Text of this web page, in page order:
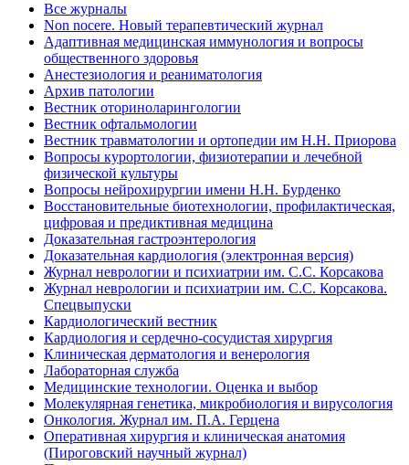
Все журналы
Non nocere. Новый терапевтический журнал
Адаптивная медицинская иммунология и вопросы
общественного здоровья
Анестезиология и реаниматология
Архив патологии
Вестник оториноларингологии
Вестник офтальмологии
Вестник травматологии и ортопедии им Н.Н. Приорова
Вопросы курортологии, физиотерапии и лечебной
физической культуры
Вопросы нейрохирургии имени Н.Н. Бурденко
Восстановительные биотехнологии, профилактическая,
цифровая и предиктивная медицина
Доказательная гастроэнтерология
Доказательная кардиология (электронная версия)
Журнал неврологии и психиатрии им. С.С. Корсакова
Журнал неврологии и психиатрии им. С.С. Корсакова.
Спецвыпуски
Кардиологический вестник
Кардиология и сердечно-сосудистая хирургия
Клиническая дерматология и венерология
Лабораторная служба
Медицинские технологии. Оценка и выбор
Молекулярная генетика, микробиология и вирусология
Онкология. Журнал им. П.А. Герцена
Оперативная хирургия и клиническая анатомия
(Пироговский научный журнал)